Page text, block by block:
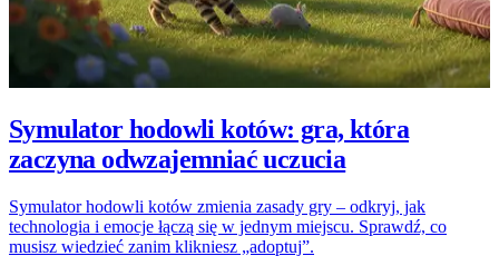
Symulator hodowli kotów: gra, która
zaczyna odwzajemniać uczucia
Symulator hodowli kotów zmienia zasady gry – odkryj, jak
technologia i emocje łączą się w jednym miejscu. Sprawdź, co
musisz wiedzieć zanim klikniesz „adoptuj”.